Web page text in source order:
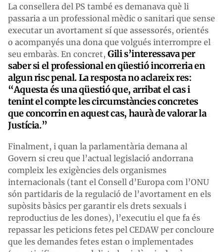
La consellera del PS també es demanava què li
passaria a un professional mèdic o sanitari que sense
executar un avortament sí que assessorés, orientés
o acompanyés una dona que volgués interrompre el
seu embaràs. En concret, Gili s’interessava per
saber si el professional en qüestió incorreria en
algun risc penal. La resposta no aclareix res:
“Aquesta és una qüestió que, arribat el cas i
tenint el compte les circumstàncies concretes
que concorrin en aquest cas, haurà de valorar la
Justícia.”
Finalment, i quan la parlamentària demana al
Govern si creu que l’actual legislació andorrana
compleix les exigències dels organismes
internacionals (tant el Consell d’Europa com l’ONU
són partidaris de la regulació de l’avortament en els
supòsits bàsics per garantir els drets sexuals i
reproductius de les dones), l’executiu el que fa és
repassar les peticions fetes pel CEDAW per concloure
que les demandes fetes estan o implementades